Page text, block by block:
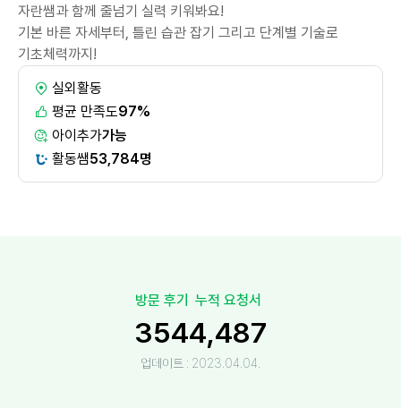
자란쌤과 함께 줄넘기 실력 키워봐요!
기본 바른 자세부터, 틀린 습관 잡기 그리고 단계별 기술로
기초체력까지!
실외활동
평균 만족도97%
아이추가가능
활동쌤53,784명
방문 후기
354
누적 요청서
4,487
업데이트 : 2023.04.04.